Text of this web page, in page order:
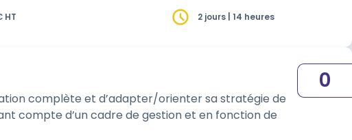
HT 2 jours | 14 heures
de
compte d’un cadre de gestion et en fonction de
0